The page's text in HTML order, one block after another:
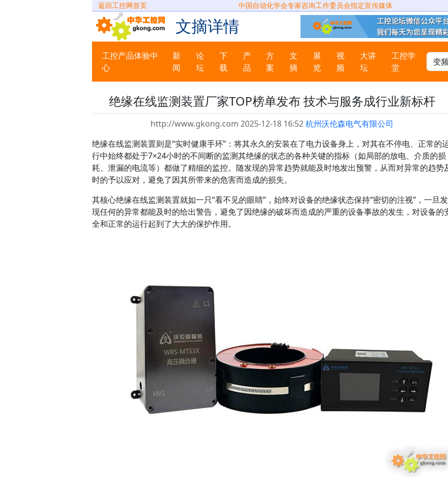
返回工控网首页 中国自动化学会专家咨询工作委员会指定宣传媒体
文摘详情
工控产品体验中
心
新
闻
论
坛
下
载
产
品
方
案
文
摘
展
览
视
频
大讲
坛
工控学
堂
绝缘在线监测装置厂家TOP榜单发布 技术与服务成行业新标杆
http://www.gkong.com 2025-12-18 16:52杭州沃伦森电气有限公司
绝缘在线监测装置则是“实时健康手环”：将其永久的安装在了电力设备身上，对其在不停电、正常的
行中始终都处于7×24小时的不间断的监测其绝缘的状态的各种关键的指标（如局部的放电、介质的损
耗、泄漏的电流等）都做了精细的监控。随发现的异常趋势就能及时地发出预警，从而对异常的趋势
时的予以应对，避免了因其所带来的危害而造成的损失。
其核心绝缘在线监测装置就如一只“看不见的眼睛”，始终对设备的绝缘状态保持“密切的注视”，一旦发
现任何的异常都能及时的给出警告，避免了因绝缘的破坏而造成的严重的设备事故的发生，对设备的
全和正常的运行起到了大大的保护作用。